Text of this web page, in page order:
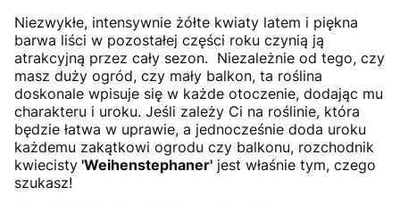
Niezwykłe, intensywnie żółte kwiaty latem i piękna
barwa liści w pozostałej części roku czynią ją
atrakcyjną przez cały sezon. Niezależnie od tego, czy
masz duży ogród, czy mały balkon, ta roślina
doskonale wpisuje się w każde otoczenie, dodając mu
charakteru i uroku. Jeśli zależy Ci na roślinie, która
będzie łatwa w uprawie, a jednocześnie doda uroku
każdemu zakątkowi ogrodu czy balkonu, rozchodnik
kwiecisty 'Weihenstephaner' jest właśnie tym, czego
szukasz!